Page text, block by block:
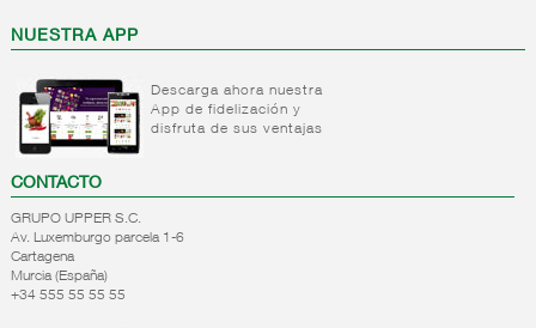
NUESTRA APP
Descarga ahora nuestra
App de fidelización y
disfruta de sus ventajas
CONTACTO
GRUPO UPPER S.C.
Av. Luxemburgo parcela 1-6
Cartagena
Murcia (España)
+34 555 55 55 55